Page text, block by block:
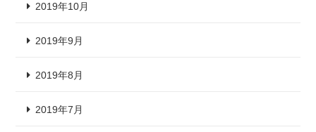
2019年10月
2019年9月
2019年8月
2019年7月